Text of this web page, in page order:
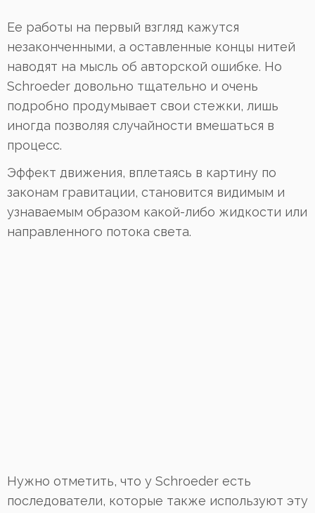
Ее работы на первый взгляд кажутся
незаконченными, а оставленные концы нитей
наводят на мысль об авторской ошибке. Но
Schroeder довольно тщательно и очень
подробно продумывает свои стежки, лишь
иногда позволяя случайности вмешаться в
процесс.
Эффект движения, вплетаясь в картину по
законам гравитации, становится видимым и
узнаваемым образом какой-либо жидкости или
направленного потока света.
Нужно отметить, что у Schroeder есть
последователи, которые также используют эту